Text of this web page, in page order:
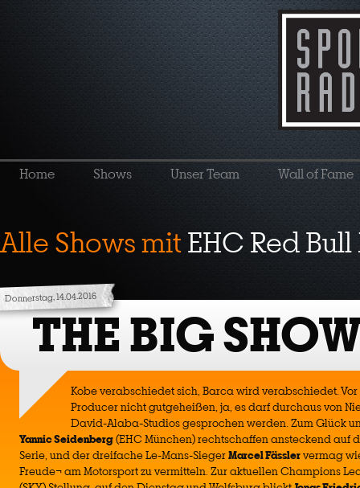
Home Shows Unser Team Wall of Fame
Alle Shows mitEHC Red
Donnerstag, 14.04.2016
THE BIG
Kobe verabschiedet sich, Barca wird verabschiedet.
Producer nicht gutgeheißen, ja, es darf durchaus von
David-Alaba-Studios gesprochen werden. Zum Glück
Yannic Seidenberg(EHC München) rechtschaffen ansteckend auf
Serie, und der dreifache Le-Mans-SiegerMarcel Fässlervermag
Freude¬ am Motorsport zu vermitteln. Zur aktuellen Champions